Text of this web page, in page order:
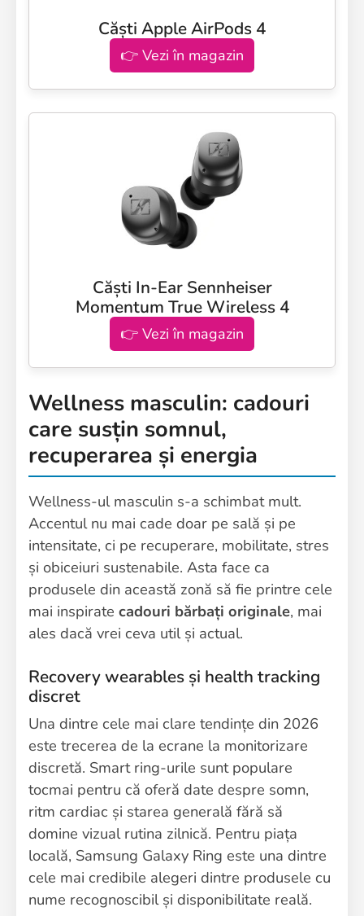
Căști Apple AirPods 4
👉 Vezi în magazin
Căști In-Ear Sennheiser
Momentum True Wireless 4
👉 Vezi în magazin
Wellness masculin: cadouri
care susțin somnul,
recuperarea și energia
Wellness-ul masculin s-a schimbat mult.
Accentul nu mai cade doar pe sală și pe
intensitate, ci pe recuperare, mobilitate, stres
și obiceiuri sustenabile. Asta face ca
produsele din această zonă să fie printre cele
mai inspirate cadouri bărbați originale, mai
ales dacă vrei ceva util și actual.
Recovery wearables și health tracking
discret
Una dintre cele mai clare tendințe din 2026
este trecerea de la ecrane la monitorizare
discretă. Smart ring-urile sunt populare
tocmai pentru că oferă date despre somn,
ritm cardiac și starea generală fără să
domine vizual rutina zilnică. Pentru piața
locală, Samsung Galaxy Ring este una dintre
cele mai credibile alegeri dintre produsele cu
nume recognoscibil și disponibilitate reală.